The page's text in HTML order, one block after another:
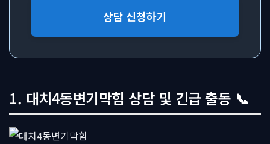
상담 신청하기
1. 대치4동변기막힘 상담 및 긴급 출동 📞